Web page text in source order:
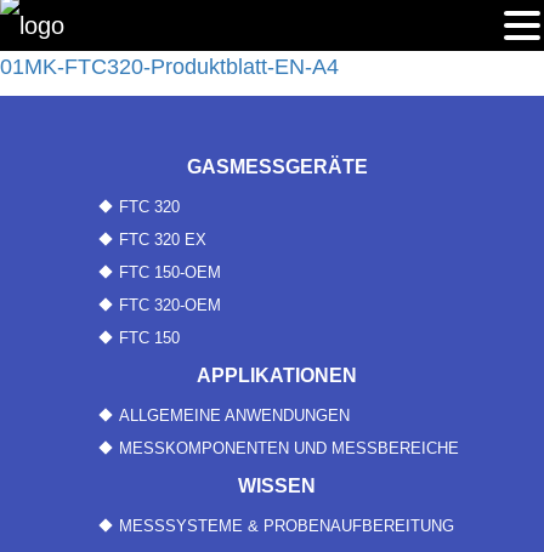
01MK-FTC320-Produktblatt-EN-A4
GASMESSGERÄTE
FTC 320
FTC 320 EX
FTC 150-OEM
FTC 320-OEM
FTC 150
APPLIKATIONEN
ALLGEMEINE ANWENDUNGEN
MESSKOMPONENTEN UND MESSBEREICHE
WISSEN
MESSSYSTEME & PROBENAUFBEREITUNG